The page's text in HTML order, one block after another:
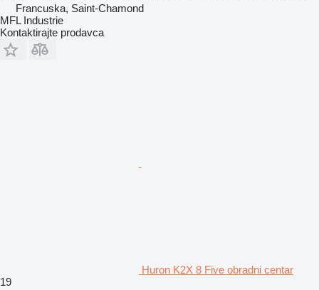
Francuska, Saint-Chamond
MFL Industrie
Kontaktirajte prodavca
Huron K2X 8 Five obradni centar
19